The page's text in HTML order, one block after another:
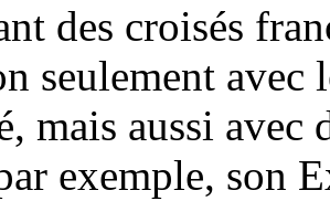
des croisés
seulement avec
mais aussi avec
exemple, son